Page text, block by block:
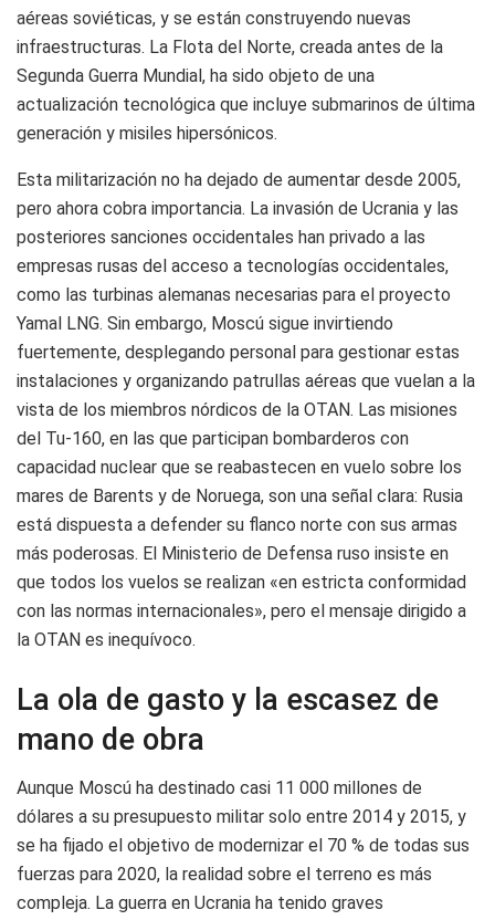
aéreas soviéticas, y se están construyendo nuevas
infraestructuras. La Flota del Norte, creada antes de la
Segunda Guerra Mundial, ha sido objeto de una
actualización tecnológica que incluye submarinos de última
generación y misiles hipersónicos.
Esta militarización no ha dejado de aumentar desde 2005,
pero ahora cobra importancia. La invasión de Ucrania y las
posteriores sanciones occidentales han privado a las
empresas rusas del acceso a tecnologías occidentales,
como las turbinas alemanas necesarias para el proyecto
Yamal LNG. Sin embargo, Moscú sigue invirtiendo
fuertemente, desplegando personal para gestionar estas
instalaciones y organizando patrullas aéreas que vuelan a la
vista de los miembros nórdicos de la OTAN. Las misiones
del Tu-160, en las que participan bombarderos con
capacidad nuclear que se reabastecen en vuelo sobre los
mares de Barents y de Noruega, son una señal clara: Rusia
está dispuesta a defender su flanco norte con sus armas
más poderosas. El Ministerio de Defensa ruso insiste en
que todos los vuelos se realizan «en estricta conformidad
con las normas internacionales», pero el mensaje dirigido a
la OTAN es inequívoco.
La ola de gasto y la escasez de
mano de obra
Aunque Moscú ha destinado casi 11 000 millones de
dólares a su presupuesto militar solo entre 2014 y 2015, y
se ha fijado el objetivo de modernizar el 70 % de todas sus
fuerzas para 2020, la realidad sobre el terreno es más
compleja. La guerra en Ucrania ha tenido graves